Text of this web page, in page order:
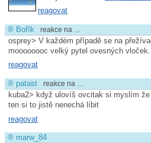
reagovat
® Bořík reakce na …
osprey> V každém případě se na
moooooooc velký pytel ovesných vloček.
reagovat
® patast reakce na …
kuba2> když ulovíš ovcitak si myslím
ten si to jistě nenechá líbit
reagovat
® marw_84